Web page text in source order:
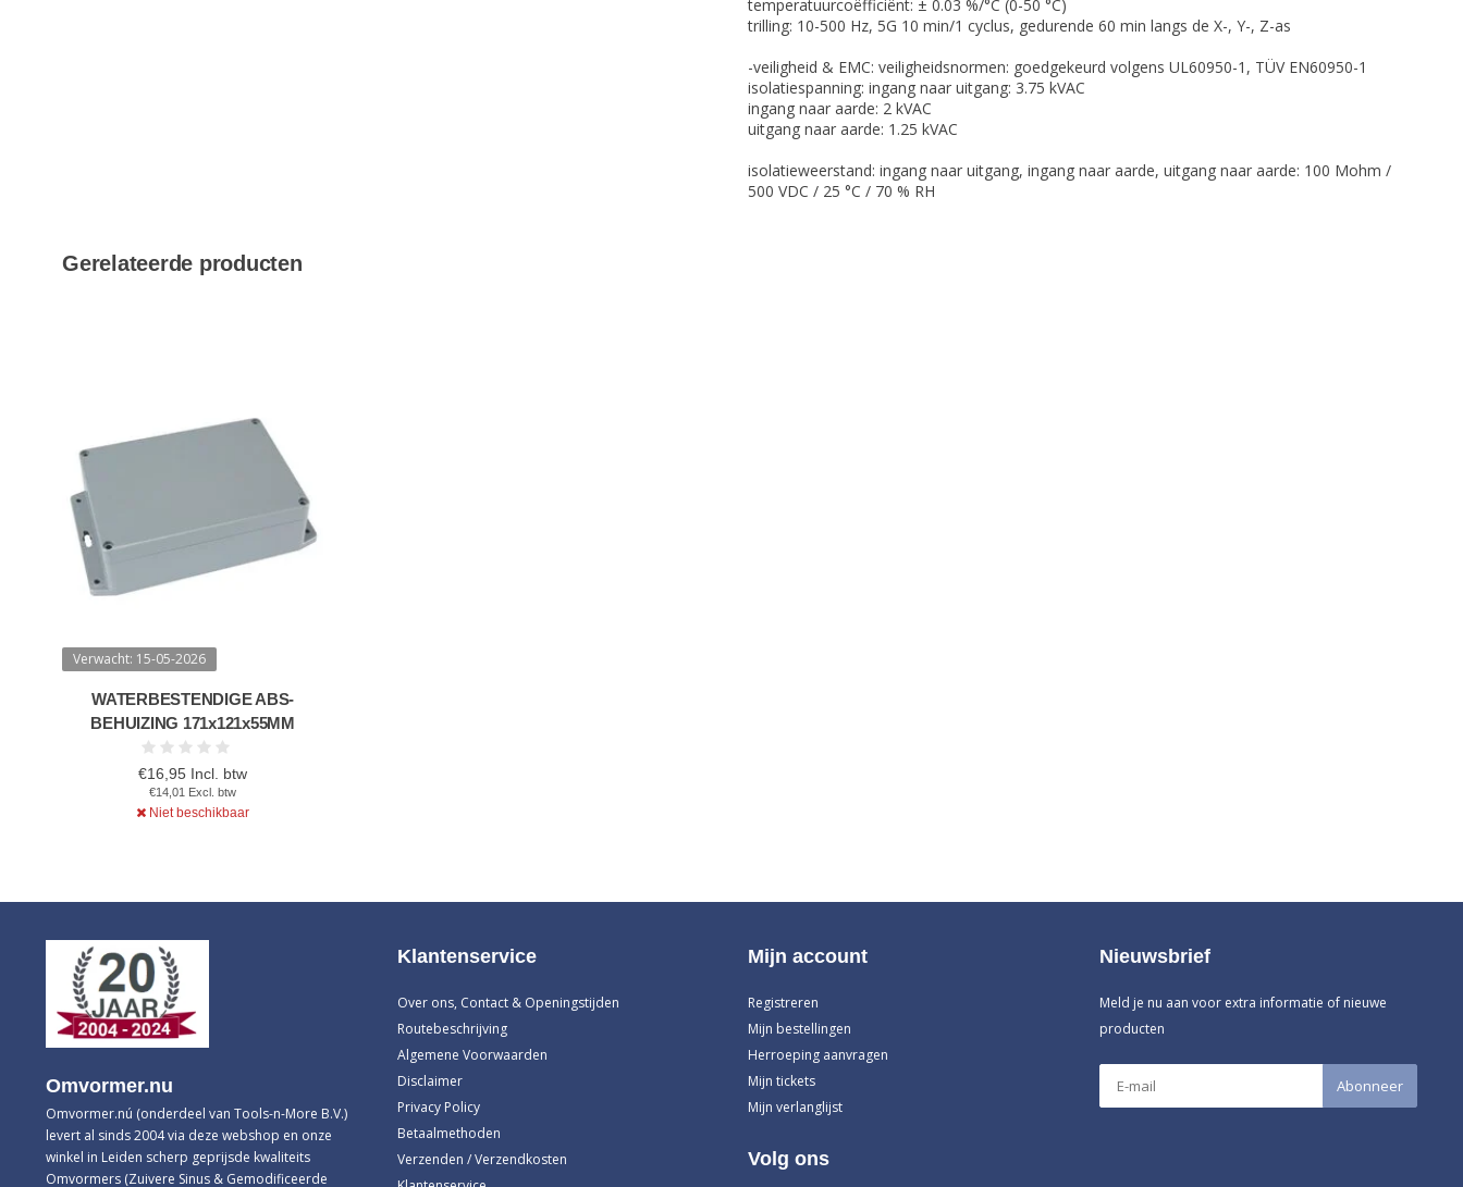
temperatuurcoëfficiënt: ± 0.03 %/°C (0-50 °C)
trilling: 10-500 Hz, 5G 10 min/1 cyclus, gedurende 60 min langs de X-, Y-, Z-as
-veiligheid & EMC: veiligheidsnormen: goedgekeurd volgens UL60950-1, TÜV EN60950-1
isolatiespanning: ingang naar uitgang: 3.75 kVAC
ingang naar aarde: 2 kVAC
uitgang naar aarde: 1.25 kVAC
isolatieweerstand: ingang naar uitgang, ingang naar aarde, uitgang naar aarde: 100 Mohm /
500 VDC / 25 °C / 70 % RH
Gerelateerde producten
Verwacht: 15-05-2026
WATERBESTENDIGE ABS-
BEHUIZING 171x121x55MM
€16,95 Incl. btw
€14,01 Excl. btw
Niet beschikbaar
Omvormer.nu
Omvormer.nú (onderdeel van Tools-n-More B.V.)
levert al sinds 2004 via deze webshop en onze
winkel in Leiden scherp geprijsde kwaliteits
Omvormers (Zuivere Sinus & Gemodificeerde
Klantenservice
Over ons, Contact & Openingstijden
Routebeschrijving
Algemene Voorwaarden
Disclaimer
Privacy Policy
Betaalmethoden
Verzenden / Verzendkosten
Mijn account
Registreren
Mijn bestellingen
Herroeping aanvragen
Mijn tickets
Mijn verlanglijst
Volg ons
Nieuwsbrief
Meld je nu aan voor extra informatie of nieuwe
producten
Abonneer